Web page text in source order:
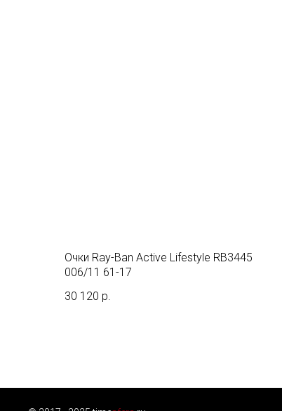
Очки Ray-Ban Active Lifestyle RB3445
006/11 61-17
30 120 р.